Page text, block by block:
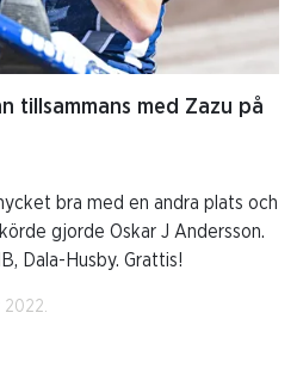
tillsammans med Zazu på
bra med en andra plats och
gjorde Oskar J Andersson.
Dala-Husby. Grattis!
2022.